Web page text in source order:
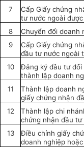
7
Cấp Giấy chứng
tư nước ngoài
8
Chuyển đổi doanh
9
Cấp Giấy chứng
đầu tư nước ngoài
10
Đăng ký đầu tư đối
thành lập doanh
11
Thành lập doanh
giấy chứng nhận
12
Thành lập chi
chứng nhậnđầu tư
13
Điều chỉnh giấy
doanh nghiệp